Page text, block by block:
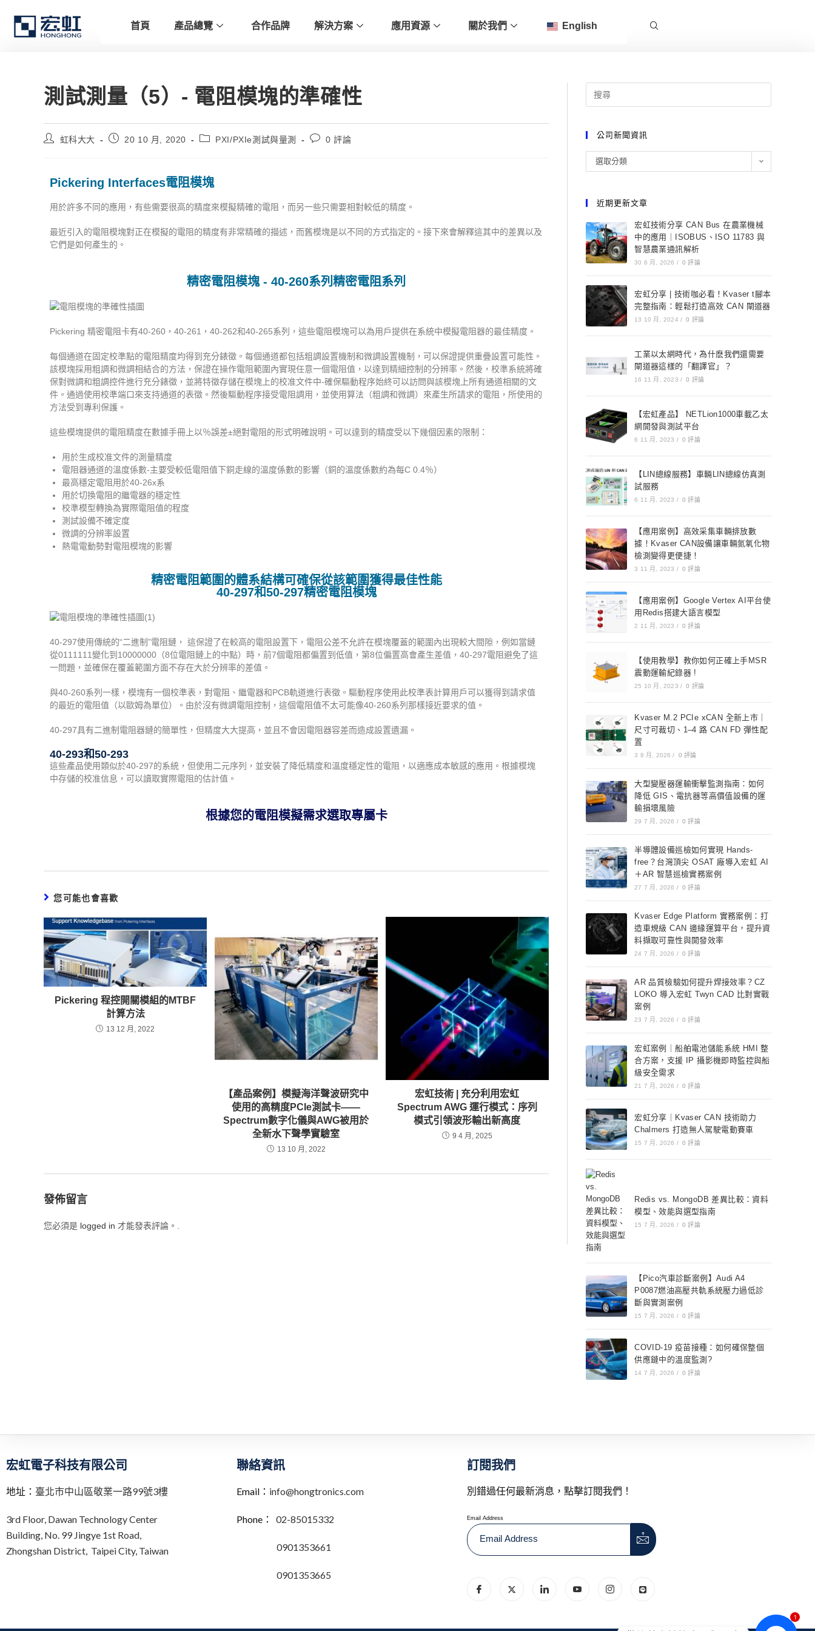
首頁 產品總覽 合作品牌 解決方案 應用資源 關於我們 English
測試測量（5）- 電阻模塊的準確性
虹科大大 20 10 月, 2020 PXI/PXIe測試與量測 0 評論
Pickering Interfaces電阻模塊
用於許多不同的應用，有些需要很高的精度來模擬精確的電阻，而另一些只需要相對較低的精度。
最近引入的電阻模塊對正在模擬的電阻的精度有非常精確的描述，而舊模塊是以不同的方式指定的。接下來會解釋這其中的差異以及
它們是如何產生的。
精密電阻模塊 - 40-260系列精密電阻系列
Pickering 精密電阻卡有40-260，40-261，40-262和40-265系列，這些電阻模塊可以為用戶提供在系統中模擬電阻器的最佳精度。
每個通道在固定校準點的電阻精度均得到充分錶徵。每個通道都包括粗調設置機制和微調設置機制，可以保證提供重疊設置可能性。
該模塊採用粗調和微調相結合的方法，保證在操作電阻範圍內實現任意一個電阻值，以達到精細控制的分辨率。然後，校準系統將確
保對微調和粗調控件進行充分錶徵，並將特徵存儲在模塊上的校准文件中-確保驅動程序始終可以訪問與該模塊上所有通道相關的文
件。通過使用校準端口來支持通道的表徵。然後驅動程序接受電阻調用，並使用算法（粗調和微調）來產生所請求的電阻，所使用的
方法受到專利保護。
這些模塊提供的電阻精度在數據手冊上以％誤差±絕對電阻的形式明確說明。可以達到的精度受以下幾個因素的限制：
用於生成校准文件的測量精度
電阻器通道的溫度係數-主要受較低電阻值下銅走線的溫度係數的影響（銅的溫度係數約為每C 0.4％）
最高穩定電阻用於40-26x系
用於切換電阻的繼電器的穩定性
校準模型轉換為實際電阻值的程度
測試設備不確定度
微調的分辨率設置
熱電電動勢對電阻模塊的影響
精密電阻範圍的體系結構可確保從該範圍獲得最佳性能
40-297和50-297精密電阻模塊
40-297使用傳統的“二進制”電阻鏈， 這保證了在較高的電阻設置下，電阻公差不允許在模塊覆蓋的範圍內出現較大間隙，例如當鏈
從0111111變化到10000000（8位電阻鏈上的中點）時，前7個電阻都偏置到低值，第8位偏置高會產生差值，40-297電阻避免了這
一問題，並確保在覆蓋範圍方面不存在大於分辨率的差值。
與40-260系列一樣，模塊有一個校準表，對電阻、繼電器和PCB軌道進行表徵。驅動程序使用此校準表計算用戶可以獲得到請求值
的最近的電阻值（以歐姆為單位）。由於沒有微調電阻控制，這個電阻值不太可能像40-260系列那樣接近要求的值。
40-297具有二進制電阻器鏈的簡單性，但精度大大提高，並且不會因電阻器容差而造成設置遺漏。
40-293和50-293
這些產品使用類似於40-297的系統，但使用二元序列，並安裝了降低精度和溫度穩定性的電阻，以適應成本敏感的應用。根據模塊
中存儲的校准信息，可以讀取實際電阻的估計值。
根據您的電阻模擬需求選取專屬卡
您可能也會喜歡
Pickering 程控開關模組的MTBF
計算方法
13 12 月, 2022
【產品案例】模擬海洋聲波研究中
使用的高精度PCIe測試卡——
Spectrum數字化儀與AWG被用於
全新水下聲學實驗室
13 10 月, 2022
宏虹技術 | 充分利用宏虹
Spectrum AWG 運行模式：序列
模式引領波形輸出新高度
9 4 月, 2025
發佈留言
您必須是 logged in 才能發表評論。.
公司新聞資訊
選取分類
近期更新文章
宏虹技術分享 CAN Bus 在農業機械
中的應用｜ISOBUS、ISO 11783 與
智慧農業通訊解析
30 6 月, 2026 / 0 評論
宏虹分享 | 技術咖必看！Kvaser t腳本
完整指南：輕鬆打造高效 CAN 閘道器
13 10 月, 2024 / 0 評論
工業以太網時代，為什麽我們還需要
閘道器這樣的「翻譯官」？
16 11 月, 2023 / 0 評論
【宏虹產品】 NETLion1000車載乙太
網開發與測試平台
6 11 月, 2023 / 0 評論
【LIN總線服務】車輛LIN總線仿真測
試服務
6 11 月, 2023 / 0 評論
【應用案例】高效采集車輛排放數
據！Kvaser CAN設備讓車輛氮氧化物
檢測變得更便捷！
3 11 月, 2023 / 0 評論
【應用案例】Google Vertex AI平台使
用Redis搭建大語言模型
2 11 月, 2023 / 0 評論
【使用教學】教你如何正確上手MSR
震動運輸紀錄器 !
25 10 月, 2023 / 0 評論
Kvaser M.2 PCIe xCAN 全新上市｜
尺寸可裁切、1–4 路 CAN FD 彈性配
置
3 8 月, 2026 / 0 評論
大型變壓器運輸衝擊監測指南：如何
降低 GIS、電抗器等高價值設備的運
輸損壞風險
29 7 月, 2026 / 0 評論
半導體設備巡檢如何實現 Hands-
free？台灣頂尖 OSAT 廠導入宏虹 AI
＋AR 智慧巡檢實務案例
27 7 月, 2026 / 0 評論
Kvaser Edge Platform 實務案例：打
造車規級 CAN 邊緣運算平台，提升資
料擷取可靠性與開發效率
24 7 月, 2026 / 0 評論
AR 品質檢驗如何提升焊接效率？CZ
LOKO 導入宏虹 Twyn CAD 比對實戰
案例
23 7 月, 2026 / 0 評論
宏虹案例｜船舶電池儲能系統 HMI 整
合方案，支援 IP 攝影機即時監控與船
級安全需求
21 7 月, 2026 / 0 評論
宏虹分享｜Kvaser CAN 技術助力
Chalmers 打造無人駕駛電動賽車
15 7 月, 2026 / 0 評論
Redis vs. MongoDB 差異比較：資料
模型、效能與選型指南
15 7 月, 2026 / 0 評論
【Pico汽車診斷案例】Audi A4
P0087燃油高壓共軌系統壓力過低診
斷與實測案例
15 7 月, 2026 / 0 評論
COVID-19 疫苗接種：如何確保整個
供應鏈中的溫度監測?
14 7 月, 2026 / 0 評論
宏虹電子科技有限公司
地址： 臺北市中山區敬業一路99號3樓
3rd Floor, Dawan Technology Center
Building, No. 99 Jingye 1st Road,
Zhongshan District, Taipei City, Taiwan
聯絡資訊
Email： info@hongtronics.com
Phone： 02-85015332
0901353661
0901353665
訂閱我們
別錯過任何最新消息，點擊訂閱我們！
Email Address
1